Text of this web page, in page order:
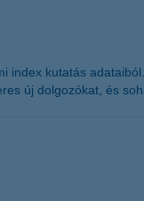
kutatás
új dolgozókat, és